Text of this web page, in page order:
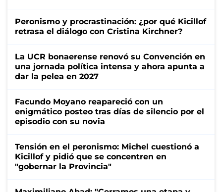
Peronismo y procrastinación: ¿por qué Kicillof
retrasa el diálogo con Cristina Kirchner?
La UCR bonaerense renovó su Convención en
una jornada política intensa y ahora apunta a
dar la pelea en 2027
Facundo Moyano reapareció con un
enigmático posteo tras días de silencio por el
episodio con su novia
Tensión en el peronismo: Michel cuestionó a
Kicillof y pidió que se concentren en
"gobernar la Provincia"